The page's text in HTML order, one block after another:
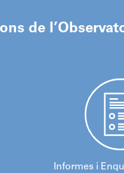
de
Informes i